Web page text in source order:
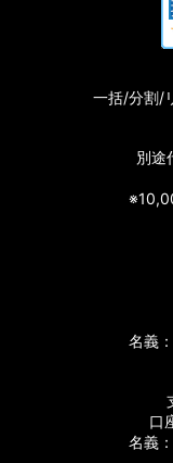
一括/分割/
別途
名義
口
名義